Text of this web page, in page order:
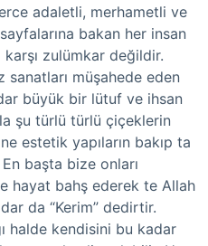
adaletli, merhametli ve
bakan her insan
zulümkar değildir.
müşahede eden
büyük bir lütuf ve ihsan
şu türlü türlü çiçeklerin
estetik yapıların bakıp ta
başta bize onları
hayat bahş ederek te Allah
da “Kerim” dedirtir.
halde kendisini bu kadar